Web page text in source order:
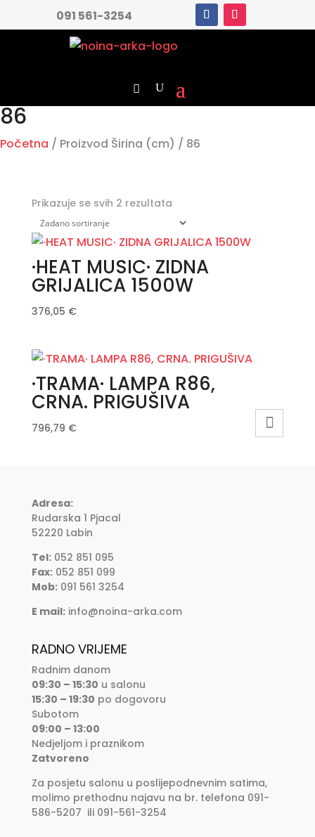
091 561-3254
86
Početna / Proizvod Širina (cm) / 86
Prikazuje se svih 2 rezultata
·HEAT MUSIC· ZIDNA
GRIJALICA 1500W
376,05 €
·TRAMA· LAMPA R86,
CRNA. PRIGUŠIVA
796,79 €
Adresa:
Rudarska 1 Pjacal
52220 Labin
Tel:052 851 095
Fax:052 851 099
Mob:091 561 3254
E mail: info@noina-arka.com
RADNO VRIJEME
Radnim danom
09:30 – 15:30 u salonu
15:30 – 19:30 po dogovoru
Subotom
09:00 – 13:00
Nedjeljom i praznikom
Zatvoreno
Za posjetu salonu u poslijepodnevnim satima,
molimo prethodnu najavu na br. telefona 091-
586-5207 ili 091-561-3254